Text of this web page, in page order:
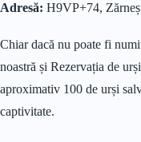
Adresă: H9VP+74,
Chiar dacă nu poate fi
noastră și Rezervația de
aproximativ 100 de urși
captivitate.